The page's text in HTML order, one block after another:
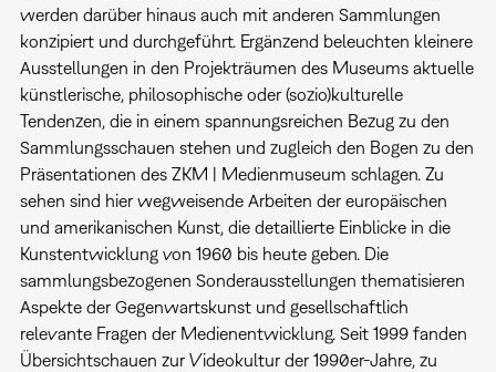
werden darüber hinaus auch mit anderen Sammlungen
konzipiert und durchgeführt. Ergänzend beleuchten kleinere
Ausstellungen in den Projekträumen des Museums aktuelle
künstlerische, philosophische oder (sozio)kulturelle
Tendenzen, die in einem spannungsreichen Bezug zu den
Sammlungsschauen stehen und zugleich den Bogen zu den
Präsentationen des ZKM | Medienmuseum schlagen. Zu
sehen sind hier wegweisende Arbeiten der europäischen
und amerikanischen Kunst, die detaillierte Einblicke in die
Kunstentwicklung von 1960 bis heute geben. Die
sammlungsbezogenen Sonderausstellungen thematisieren
Aspekte der Gegenwartskunst und gesellschaftlich
relevante Fragen der Medienentwicklung. Seit 1999 fanden
Übersichtschauen zur Videokultur der 1990er-Jahre, zu